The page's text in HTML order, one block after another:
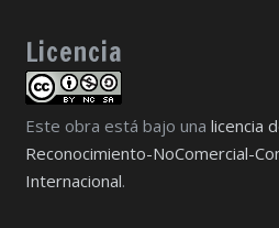
Licencia
Este obra está bajo una licencia
Reconocimiento-NoComercial-
Internacional.